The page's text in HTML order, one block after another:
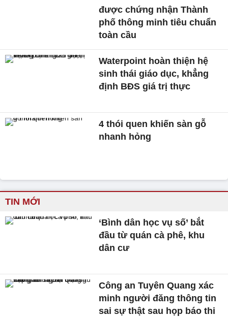
được chứng nhận Thành
phố thông minh tiêu chuẩn
toàn cầu
Waterpoint hoàn thiện hệ
sinh thái giáo dục, khẳng
định BĐS giá trị thực
4 thói quen khiến sàn gỗ
nhanh hỏng
TIN MỚI
‘Bình dân học vụ số’ bắt
đầu từ quán cà phê, khu
dân cư
Công an Tuyên Quang xác
minh người đăng thông tin
sai sự thật sau họp báo thi